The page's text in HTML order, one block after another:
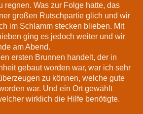
regnen. Was zur Folge hatte, das
großen Rutschpartie glich und wir
im Schlamm stecken blieben. Mit
ging es jedoch weiter und wir
am Abend.
ersten Brunnen handelt, der in
gebaut worden war, war ich sehr
zu können, welche gute
war. Und ein Ort gewählt
wirklich die Hilfe benötigte.